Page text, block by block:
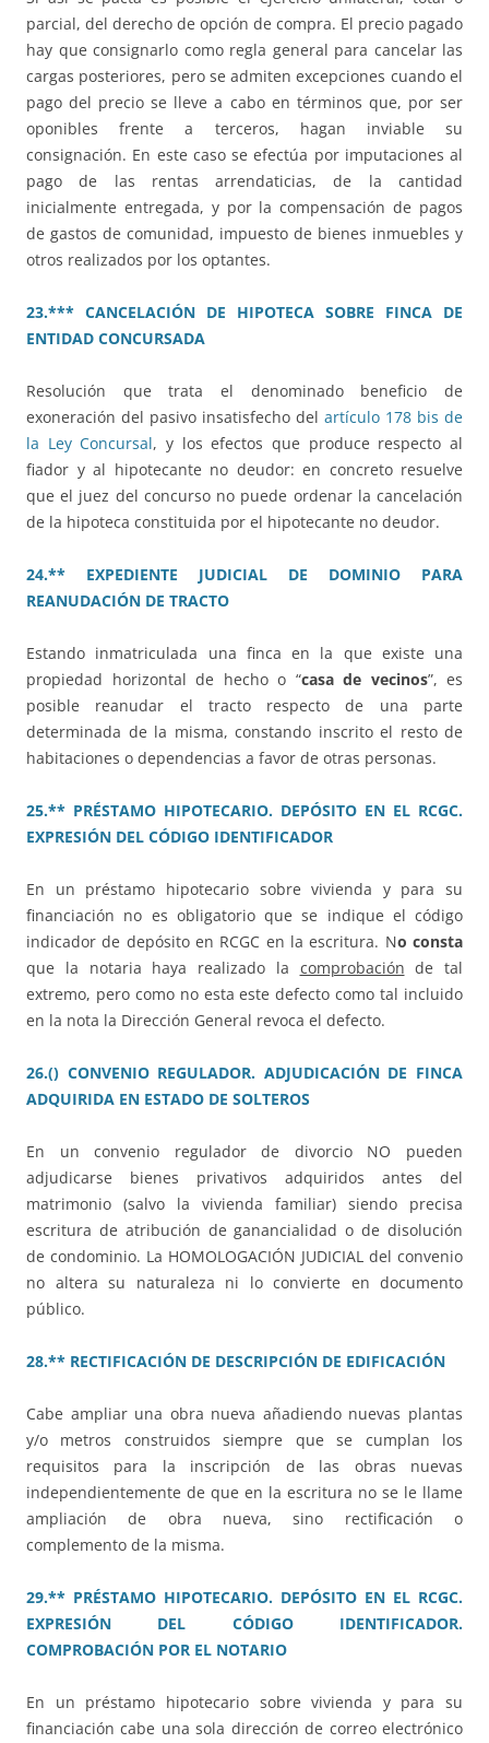
parcial, del derecho de opción de compra. El precio pagado
hay que consignarlo como regla general para cancelar las
cargas posteriores, pero se admiten excepciones cuando el
pago del precio se lleve a cabo en términos que, por ser
oponibles frente a terceros, hagan inviable su
consignación. En este caso se efectúa por imputaciones al
pago de las rentas arrendaticias, de la cantidad
inicialmente entregada, y por la compensación de pagos
de gastos de comunidad, impuesto de bienes inmuebles y
otros realizados por los optantes.
23.*** CANCELACIÓN DE HIPOTECA SOBRE FINCA DE
ENTIDAD CONCURSADA
Resolución que trata el denominado beneficio de
exoneración del pasivo insatisfecho del artículo 178 bis de
la Ley Concursal, y los efectos que produce respecto al
fiador y al hipotecante no deudor: en concreto resuelve
que el juez del concurso no puede ordenar la cancelación
de la hipoteca constituida por el hipotecante no deudor.
24.** EXPEDIENTE JUDICIAL DE DOMINIO PARA
REANUDACIÓN DE TRACTO
Estando inmatriculada una finca en la que existe una
propiedad horizontal de hecho o “casa de vecinos”, es
posible reanudar el tracto respecto de una parte
determinada de la misma, constando inscrito el resto de
habitaciones o dependencias a favor de otras personas.
25.** PRÉSTAMO HIPOTECARIO. DEPÓSITO EN EL RCGC.
EXPRESIÓN DEL CÓDIGO IDENTIFICADOR
En un préstamo hipotecario sobre vivienda y para su
financiación no es obligatorio que se indique el código
indicador de depósito en RCGC en la escritura. No consta
que la notaria haya realizado la comprobación de tal
extremo, pero como no esta este defecto como tal incluido
en la nota la Dirección General revoca el defecto.
26.() CONVENIO REGULADOR. ADJUDICACIÓN DE FINCA
ADQUIRIDA EN ESTADO DE SOLTEROS
En un convenio regulador de divorcio NO pueden
adjudicarse bienes privativos adquiridos antes del
matrimonio (salvo la vivienda familiar) siendo precisa
escritura de atribución de ganancialidad o de disolución
de condominio. La HOMOLOGACIÓN JUDICIAL del convenio
no altera su naturaleza ni lo convierte en documento
público.
28.** RECTIFICACIÓN DE DESCRIPCIÓN DE EDIFICACIÓN
Cabe ampliar una obra nueva añadiendo nuevas plantas
y/o metros construidos siempre que se cumplan los
requisitos para la inscripción de las obras nuevas
independientemente de que en la escritura no se le llame
ampliación de obra nueva, sino rectificación o
complemento de la misma.
29.** PRÉSTAMO HIPOTECARIO. DEPÓSITO EN EL RCGC.
EXPRESIÓN DEL CÓDIGO IDENTIFICADOR.
COMPROBACIÓN POR EL NOTARIO
En un préstamo hipotecario sobre vivienda y para su
financiación cabe una sola dirección de correo electrónico